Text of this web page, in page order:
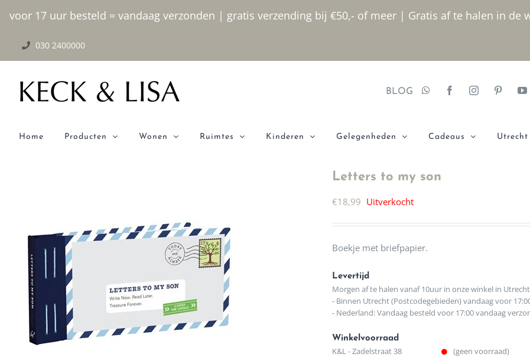
voor 17 uur besteld = vandaag verzonden | gratis verzending bij €50,- of meer | Gratis af te halen in
inhoud
030 2400000
BLOG
Home Producten Wonen Ruimtes Kinderen Gelegenheden Cadeaus Utrecht
Letters to my son
€18,99 Uitverkocht
Boekje met briefpapier.
Levertijd
Morgen af te halen vanaf 10uur in onze winkel in Utrecht
- Binnen Utrecht (Postcodegebieden) vandaag voor
- Nederland: Vandaag besteld voor 17:00 vandaag
Winkelvoorraad
K&L - Zadelstraat 38 (geen voorraad)